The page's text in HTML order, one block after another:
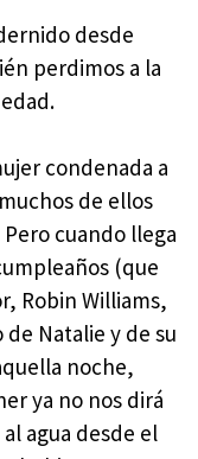
desde
perdimos a la
condenada a
de ellos
cuando llega
(que
Robin Williams,
Natalie y de su
noche,
ya no nos dirá
agua desde el